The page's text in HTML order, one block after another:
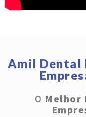
Amil Dental
O Melhor